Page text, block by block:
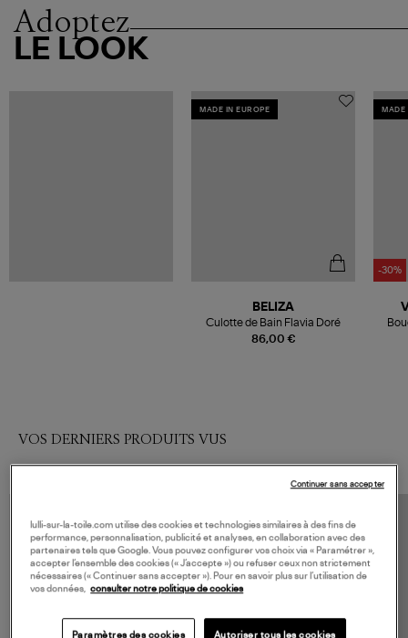
Adoptez
LE LOOK
MADE IN EUROPE
86,00 €
BELIZA
Culotte de Bain Flavia Doré
MADE
-30%
VOS DERNIERS PRODUITS VUS
lulli-sur-la-toile.com utilise des cookies et technologies similaires à des fins de
performance, personnalisation, publicité et analyses, en collaboration avec des
partenaires tels que Google. Vous pouvez configurer vos choix via « Paramétrer »,
accepter l’ensemble des cookies (« J’accepte ») ou refuser ceux non strictement
nécessaires (« Continuer sans accepter »). Pour en savoir plus sur l’utilisation de
vos données, consulter notre politique de cookies
Paramètres des cookies Autoriser tous les cookies
Continuer sans accepter